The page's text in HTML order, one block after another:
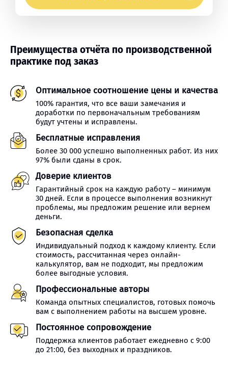
Преимущества отчёта по производственной
практике под заказ
Оптимальное соотношение цены и качества
100% гарантия, что все ваши замечания и
доработки по первоначальным требованиям
будут учтены и исправлены.
Бесплатные исправления
Более 30 000 успешно выполненных работ. Из них
97% были сданы в срок.
Доверие клиентов
Гарантийный срок на каждую работу – минимум
30 дней. Если в процессе выполнения возникнут
проблемы, мы предложим решение или вернем
деньги.
Безопасная сделка
Индивидуальный подход к каждому клиенту. Если
стоимость, рассчитанная через онлайн-
калькулятор, вам не подходит, мы предложим
более выгодные условия.
Профессиональные авторы
Команда опытных специалистов, готовых помочь
вам с выполнением работы на высшем уровне.
Постоянное сопровождение
Поддержка клиентов работает ежедневно с 9:00
до 21:00, без выходных и праздников.